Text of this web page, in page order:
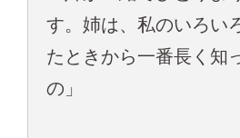
す。姉は、私のいろい
たときから一番長く知
の」